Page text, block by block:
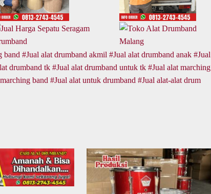
band Jual alat drumband akmil Jual alat drumband anak
Jual
drumband tk Jual alat drumband untuk tk
Jual alat marching
band Jual alat untuk drumband Jual alat-alat drum